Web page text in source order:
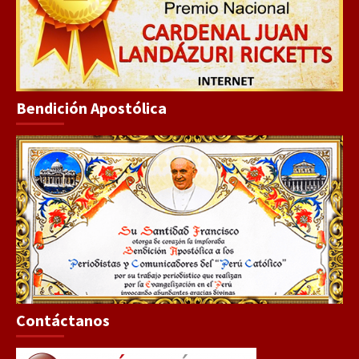
Bendición Apostólica
Contáctanos